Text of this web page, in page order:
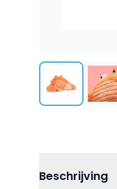
Beschrijving